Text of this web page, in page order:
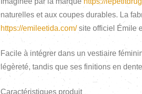
naturelles et aux coupes durables. La
https://emileetida.com/site officiel Émile
Facile à intégrer dans un vestiaire
légèreté, tandis que ses finitions en
Caractéristiques produit